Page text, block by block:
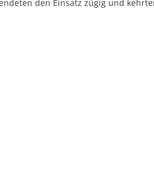
den Einsatz zügig und